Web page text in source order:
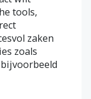
tools,
zaken
zoals